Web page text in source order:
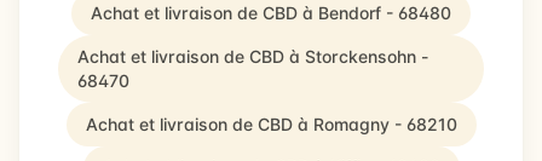
Achat et livraison de CBD à Bendorf - 68480
Achat et livraison de CBD à Storckensohn -
68470
Achat et livraison de CBD à Romagny - 68210